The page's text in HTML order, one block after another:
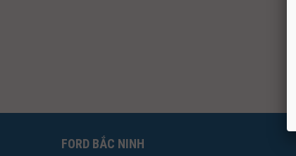
FORD BẮC NINH